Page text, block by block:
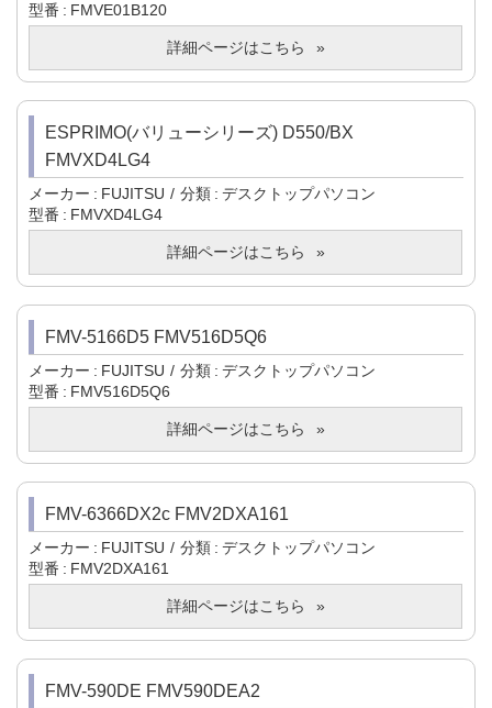
型番
FMVE01B120
詳細ページはこちら
ESPRIMO(バリューシリーズ) D550/BX
FMVXD4LG4
メーカー FUJITSU 分類
デスクトップパソコン
型番
FMVXD4LG4
詳細ページはこちら
FMV-5166D5 FMV516D5Q6
メーカー FUJITSU 分類
デスクトップパソコン
型番
FMV516D5Q6
詳細ページはこちら
FMV-6366DX2c FMV2DXA161
メーカー FUJITSU 分類
デスクトップパソコン
型番
FMV2DXA161
詳細ページはこちら
FMV-590DE FMV590DEA2